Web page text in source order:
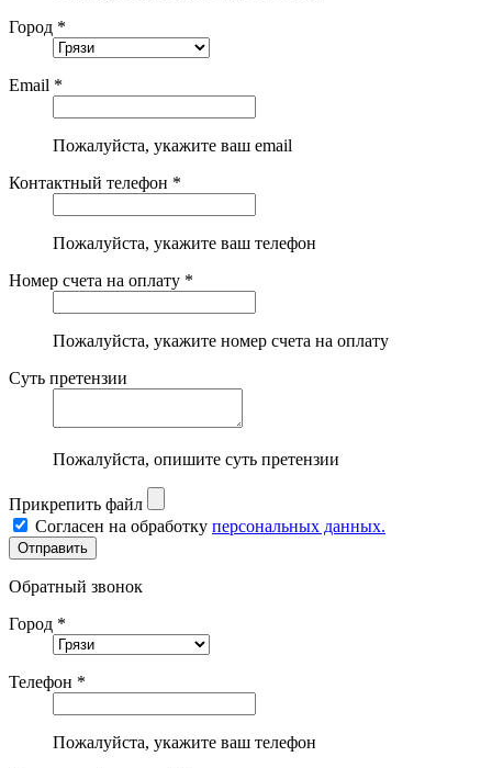
Город *
Email *
Пожалуйста, укажите ваш email
Контактный телефон *
Пожалуйста, укажите ваш телефон
Номер счета на оплату *
Пожалуйста, укажите номер счета на оплату
Суть претензии
Пожалуйста, опишите суть претензии
Прикрепить файл
Согласен на обработку персональных данных.
Обратный звонок
Город *
Телефон *
Пожалуйста, укажите ваш телефон